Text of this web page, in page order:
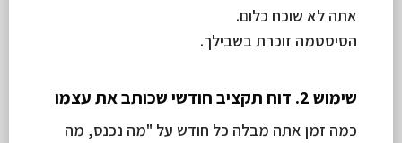
אתה לא שוכח כלום.
הסיסטמה זוכרת בשבילך.
שימוש 2. דוח תקציב חודשי שכותב את עצמו
כמה זמן אתה מבלה כל חודש על "מה נכנס, מה